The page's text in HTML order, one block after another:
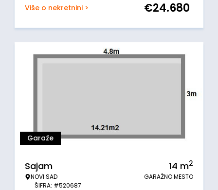
Više o nekretnini > €24.680
Garaže
Sajam
NOVI SAD
ŠIFRA: #520687
14 m2
GARAŽNO MESTO